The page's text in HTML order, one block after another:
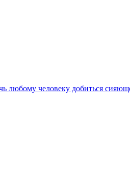
любому человеку добиться